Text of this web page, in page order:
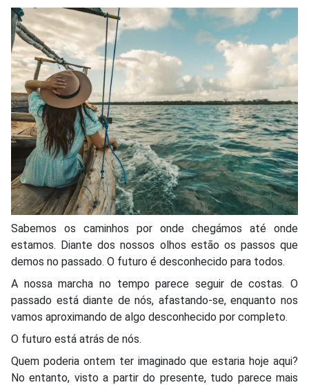
Sabemos os caminhos por onde chegámos até onde
estamos. Diante dos nossos olhos estão os passos que
demos no passado. O futuro é desconhecido para todos.
A nossa marcha no tempo parece seguir de costas. O
passado está diante de nós, afastando-se, enquanto nos
vamos aproximando de algo desconhecido por completo.
O futuro está atrás de nós.
Quem poderia ontem ter imaginado que estaria hoje aqui?
No entanto, visto a partir do presente, tudo parece mais